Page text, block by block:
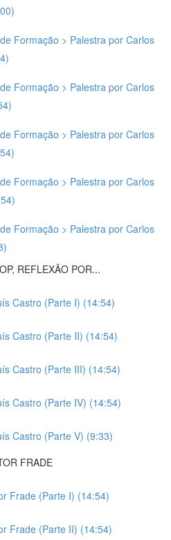
Formação > Palestra por Carlos
Formação > Palestra por Carlos
Formação > Palestra por Carlos
Formação > Palestra por Carlos
Formação > Palestra por Carlos
REFLEXÃO POR...
Castro (Parte I) (14:54)
Castro (Parte II) (14:54)
Castro (Parte III) (14:54)
Castro (Parte IV) (14:54)
Castro (Parte V) (9:33)
FRADE
Frade (Parte I) (14:54)
Frade (Parte II) (14:54)